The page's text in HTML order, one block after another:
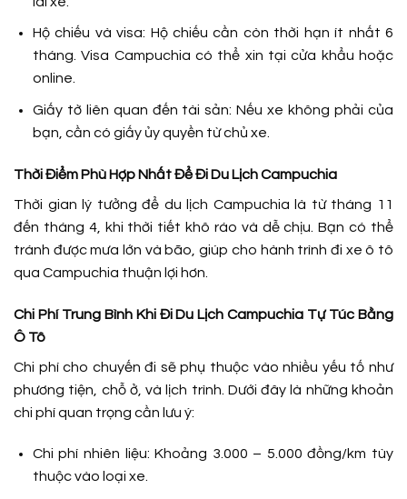
Hộ chiếu và visa: Hộ chiếu cần còn thời hạn ít nhất 6
tháng. Visa Campuchia có thể xin tại cửa khẩu hoặc
online.
Giấy tờ liên quan đến tài sản: Nếu xe không phải của
bạn, cần có giấy ủy quyền từ chủ xe.
Thời Điểm Phù Hợp Nhất Để Đi Du Lịch Campuchia
Thời gian lý tưởng để du lịch Campuchia là từ tháng 11
đến tháng 4, khi thời tiết khô ráo và dễ chịu. Bạn có thể
tránh được mưa lớn và bão, giúp cho hành trình đi xe ô tô
qua Campuchia thuận lợi hơn.
Chi Phí Trung Bình Khi Đi Du Lịch Campuchia Tự Túc Bằng
Ô Tô
Chi phí cho chuyến đi sẽ phụ thuộc vào nhiều yếu tố như
phương tiện, chỗ ở, và lịch trình. Dưới đây là những khoản
chi phí quan trọng cần lưu ý:
Chi phí nhiên liệu: Khoảng 3.000 – 5.000 đồng/km tùy
thuộc vào loại xe.